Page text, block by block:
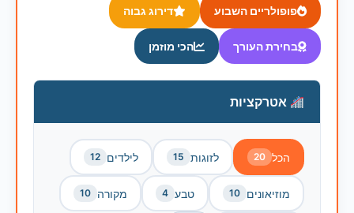
פופולריים השבוע דירוג גבוה
בחירת העורך הכי מוזמן
אטרקציות
הכל 20 לזוגות 15 לילדים 12
מוזיאונים 10 טבע 4 מקורה 10